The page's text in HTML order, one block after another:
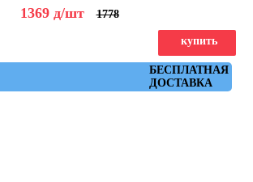
1369 д/шт 1778
БЕСПЛАТНАЯ
ДОСТАВКА
купить